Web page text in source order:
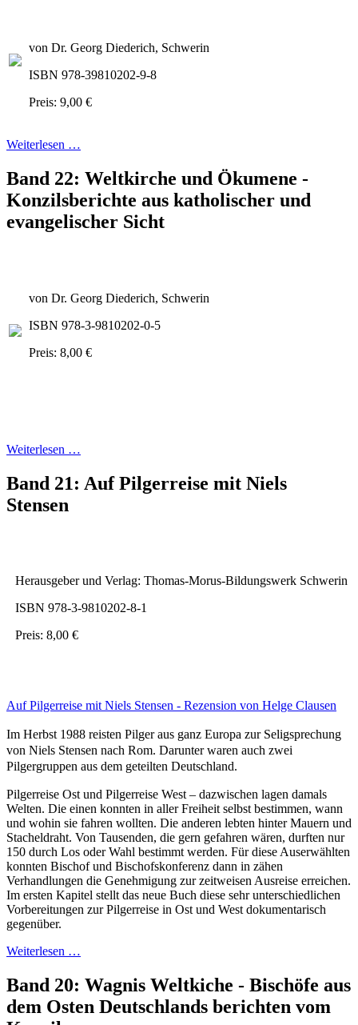
von Dr. Georg Diederich, Schwerin
ISBN 978-39810202-9-8
Preis: 9,00 €
Weiterlesen …
Band 22: Weltkirche und Ökumene -
Konzilsberichte aus katholischer und
evangelischer Sicht
von Dr. Georg Diederich, Schwerin
ISBN 978-3-9810202-0-5
Preis: 8,00 €
Weiterlesen …
Band 21: Auf Pilgerreise mit Niels
Stensen
Herausgeber und Verlag: Thomas-Morus-Bildungswerk Schwerin
ISBN 978-3-9810202-8-1
Preis: 8,00 €
Auf Pilgerreise mit Niels Stensen - Rezension von Helge Clausen
Im Herbst 1988 reisten Pilger aus ganz Europa zur Seligsprechung
von Niels Stensen nach Rom. Darunter waren auch zwei
Pilgergruppen aus dem geteilten Deutschland.
Pilgerreise Ost und Pilgerreise West – dazwischen lagen damals
Welten. Die einen konnten in aller Freiheit selbst bestimmen, wann
und wohin sie fahren wollten. Die anderen lebten hinter Mauern und
Stacheldraht. Von Tausenden, die gern gefahren wären, durften nur
150 durch Los oder Wahl bestimmt werden. Für diese Auserwählten
konnten Bischof und Bischofskonferenz dann in zähen
Verhandlungen die Genehmigung zur zeitweisen Ausreise erreichen.
Im ersten Kapitel stellt das neue Buch diese sehr unterschiedlichen
Vorbereitungen zur Pilgerreise in Ost und West dokumentarisch
gegenüber.
Weiterlesen …
Band 20: Wagnis Weltkiche - Bischöfe aus
dem Osten Deutschlands berichten vom